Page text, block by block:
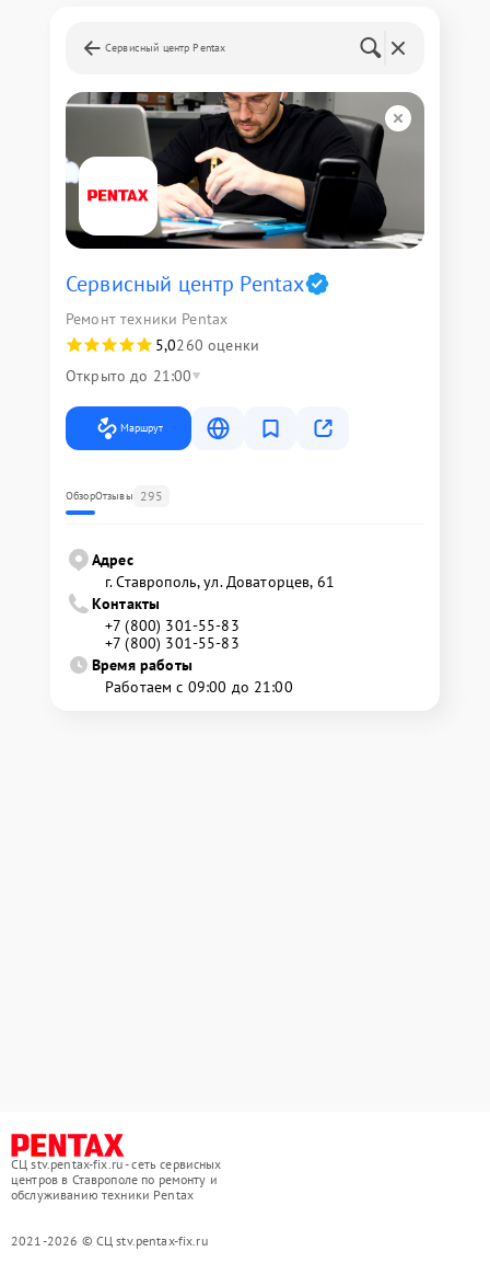
Сервисный центр Pentax
Сервисный центр Pentax
Ремонт техники Pentax
5,0260 оценки
Открыто до 21:00
Маршрут
ОбзорОтзывы 295
Адрес
г. Ставрополь, ул. Доваторцев, 61
Контакты
+7 (800) 301-55-83
+7 (800) 301-55-83
Время работы
Работаем с 09:00 до 21:00
СЦ stv.pentax-fix.ru - сеть сервисных
центров в Ставрополе по ремонту и
обслуживанию техники Pentax
2021-2026 © СЦ stv.pentax-fix.ru